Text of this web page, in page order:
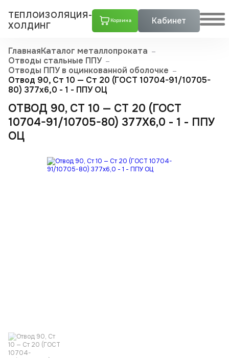
ТЕПЛОИЗОЛЯЦИЯ-
ХОЛДИНГ
Корзина Кабинет
ГлавнаяКаталог металлопроката
Отводы стальные ППУ
Отводы ППУ в оцинкованной оболочке
Отвод 90, Ст 10 — Ст 20 (ГОСТ 10704-91/10705-
80) 377x6,0 - 1 - ППУ ОЦ
ОТВОД 90, СТ 10 — СТ 20 (ГОСТ
10704-91/10705-80) 377X6,0 - 1 - ППУ
ОЦ